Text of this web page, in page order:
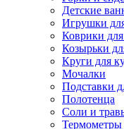
Детские
Игрушки
Коврики
Козырьки
Круги для
Мочалки
Подставки
Полотенца
Соли и
Термометры